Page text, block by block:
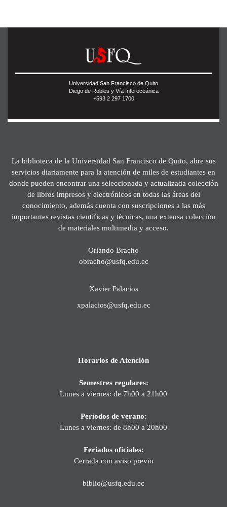
Universidad San Francisco de Quito
Diego de Robles y Vía Interoceánica
+593 2 297 1700
La biblioteca de la Universidad San Francisco de Quito, abre sus
servicios diariamente para la atención de miles de estudiantes en
donde pueden encontrar una seleccionada y actualizada colección
de libros impresos y electrónicos en todas las áreas del
conocimiento, además cuenta con suscripciones a las más
importantes revistas científicas y técnicas, una extensa colección
de materiales multimedia y acceso.
Orlando Bracho
obracho@usfq.edu.ec
Xavier Palacios
xpalacios@usfq.edu.ec
Horarios de Atención
Semestres regulares:
Lunes a viernes: de 7h00 a 21h00
Períodos de verano:
Lunes a viernes: de 8h00 a 20h00
Feriados oficiales:
Cerrada con aviso previo
biblio@usfq.edu.ec